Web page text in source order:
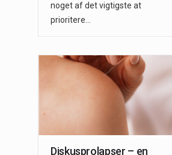
noget af det vigtigste at
prioritere…
Diskusprolapser – en